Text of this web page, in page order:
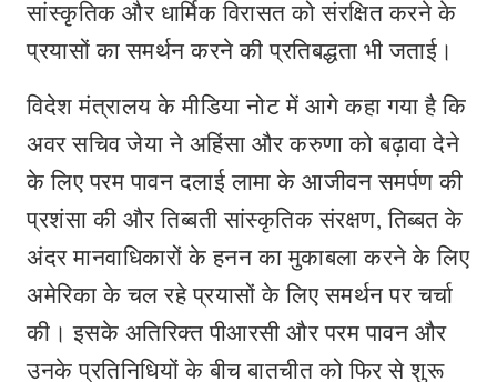
सांस्कृतिक और धार्मिक विरासत को संरक्षित करने के
प्रयासों का समर्थन करने की प्रतिबद्धता भी जताई।
विदेश मंत्रालय के मीडिया नोट में आगे कहा गया है कि
अवर सचिव जेया ने अहिंसा और करुणा को बढ़ावा देने
के लिए परम पावन दलाई लामा के आजीवन समर्पण की
प्रशंसा की और तिब्बती सांस्कृतिक संरक्षण, तिब्बत के
अंदर मानवाधिकारों के हनन का मुकाबला करने के लिए
अमेरिका के चल रहे प्रयासों के लिए समर्थन पर चर्चा
की। इसके अतिरिक्त पीआरसी और परम पावन और
उनके प्रतिनिधियों के बीच बातचीत को फिर से शुरू